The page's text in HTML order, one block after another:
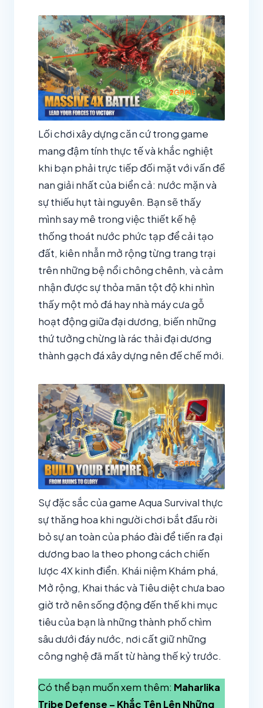
Lối chơi xây dựng căn cứ trong game
mang đậm tính thực tế và khắc nghiệt
khi bạn phải trực tiếp đối mặt với vấn đề
nan giải nhất của biển cả: nước mặn và
sự thiếu hụt tài nguyên. Bạn sẽ thấy
mình say mê trong việc thiết kế hệ
thống thoát nước phức tạp để cải tạo
đất, kiên nhẫn mở rộng từng trang trại
trên những bệ nổi chông chênh, và cảm
nhận được sự thỏa mãn tột độ khi nhìn
thấy một mỏ đá hay nhà máy cưa gỗ
hoạt động giữa đại dương, biến những
thứ tưởng chừng là rác thải đại dương
thành gạch đá xây dựng nên đế chế mới.
Sự đặc sắc của game Aqua Survival thực
sự thăng hoa khi người chơi bắt đầu rời
bỏ sự an toàn của pháo đài để tiến ra đại
dương bao la theo phong cách chiến
lược 4X kinh điển. Khái niệm Khám phá,
Mở rộng, Khai thác và Tiêu diệt chưa bao
giờ trở nên sống động đến thế khi mục
tiêu của bạn là những thành phố chìm
sâu dưới đáy nước, nơi cất giữ những
công nghệ đã mất từ hàng thế kỷ trước.
Có thể bạn muốn xem thêm: Maharlika
Tribe Defense – Khắc Tên Lên Những